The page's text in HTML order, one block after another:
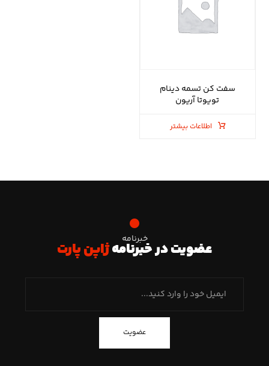
سفت کن تسمه دینام
تویوتا آریون
اطلاعات بیشتر
خبرنامه
عضویت در خبرنامهژاپن پارت
عضویت